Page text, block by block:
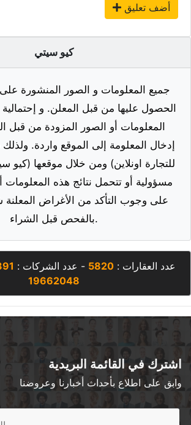
أضف تعليق
كيو سيتي
جميع المعلومات و الصور المنشورة
الحصول عليها من قبل المعلن. و
المعلومات أو الصور المزودة من قبل
إدخال المعلومة إلى الموقع واردة.
للتجارة اونلاين) ومن خلال موقعها (كيو
مسؤولية أو تتحمل نتائج هذه المعلومات
على وجوب التأكد من الأغراض المعلنة
بالفحص قبل الشراء.
عدد العقارات : 5820 - عدد الشركات :
19662048
اشترك في القائمة البريدية
وابق على اطلاع بأحداث أخبارنا وعروضنا